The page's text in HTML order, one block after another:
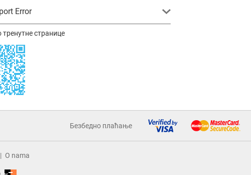
Error
тренутне странице
Безбедно плаћање
O nama